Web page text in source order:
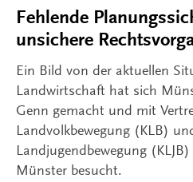
Fehlende
unsichere
Ein Bild von der aktuellen
Landwirtschaft hat sich
Genn gemacht und mit
Landvolkbewegung (KLB)
Landjugendbewegung
Münster besucht.